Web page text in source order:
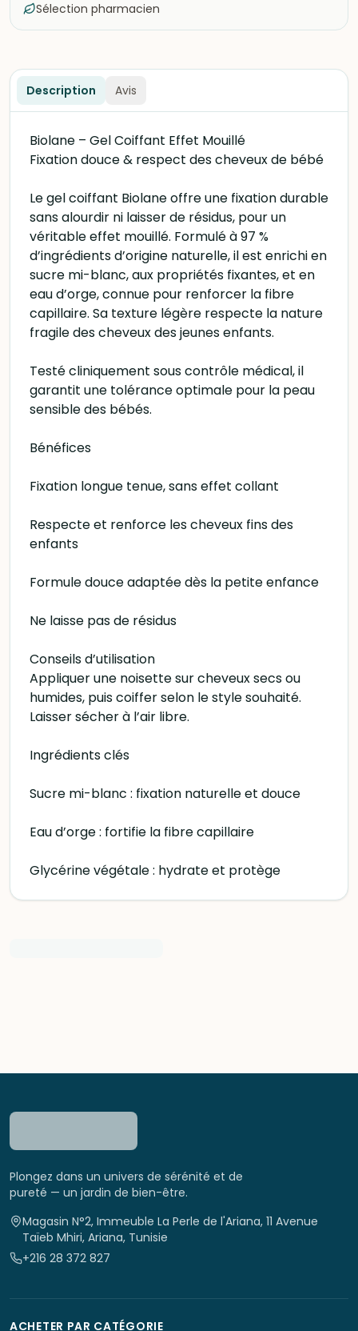
Sélection pharmacien
Description Avis
Biolane – Gel Coiffant Effet Mouillé
Fixation douce & respect des cheveux de bébé
Le gel coiffant Biolane offre une fixation durable
sans alourdir ni laisser de résidus, pour un
véritable effet mouillé. Formulé à 97 %
d’ingrédients d’origine naturelle, il est enrichi en
sucre mi-blanc, aux propriétés fixantes, et en
eau d’orge, connue pour renforcer la fibre
capillaire. Sa texture légère respecte la nature
fragile des cheveux des jeunes enfants.
Testé cliniquement sous contrôle médical, il
garantit une tolérance optimale pour la peau
sensible des bébés.
Bénéfices
Fixation longue tenue, sans effet collant
Respecte et renforce les cheveux fins des
enfants
Formule douce adaptée dès la petite enfance
Ne laisse pas de résidus
Conseils d’utilisation
Appliquer une noisette sur cheveux secs ou
humides, puis coiffer selon le style souhaité.
Laisser sécher à l’air libre.
Ingrédients clés
Sucre mi-blanc : fixation naturelle et douce
Eau d’orge : fortifie la fibre capillaire
Glycérine végétale : hydrate et protège
Plongez dans un univers de sérénité et de
pureté — un jardin de bien-être.
Magasin N°2, Immeuble La Perle de l'Ariana, 11 Avenue
Taïeb Mhiri, Ariana, Tunisie
+216 28 372 827
ACHETER PAR CATÉGORIE